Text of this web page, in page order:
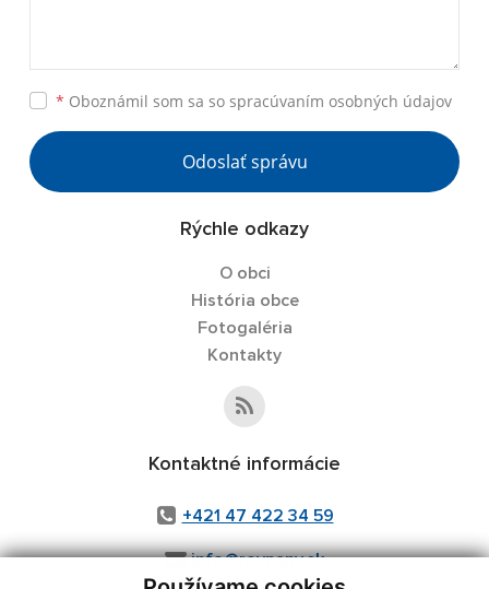
* Oboznámil som sa so spracúvaním osobných údajov
Odoslať správu
Rýchle odkazy
O obci
História obce
Fotogaléria
Kontakty
Kontaktné informácie
+421 47 422 34 59
info@rovnany.sk